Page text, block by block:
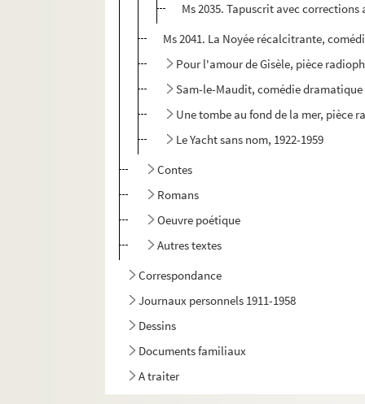
Ms 2035. Tapuscrit avec
Ms 2041. La Noyée récalcitrante,
Pour l'amour de Gisèle, pièce
Sam-le-Maudit, comédie dramatique
Une tombe au fond de la mer, pièce
Le Yacht sans nom, 1922-1959
Contes
Romans
Oeuvre poétique
Autres textes
Correspondance
Journaux personnels 1911-1958
Dessins
Documents familiaux
A traiter